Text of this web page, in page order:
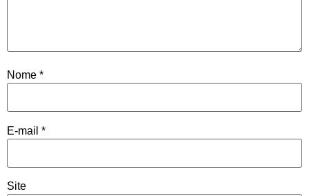
Nome *
E-mail *
Site